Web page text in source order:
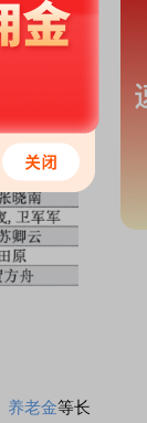
养老金等长